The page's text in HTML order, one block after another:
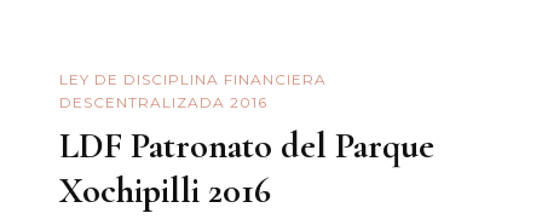
LEY DE DISCIPLINA FINANCIERA
DESCENTRALIZADA 2016
LDF Patronato del Parque
Xochipilli 2016